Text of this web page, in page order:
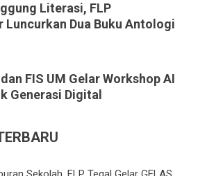
Literasi, FLP
Luncurkan Dua Buku Antologi
FIS UM Gelar Workshop AI
Generasi Digital